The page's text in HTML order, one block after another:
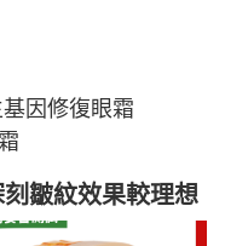
因修復眼霜
皺紋效果較理想